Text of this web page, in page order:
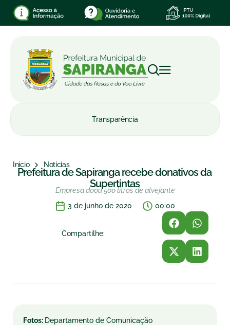
Transparência
Início Notícias
Prefeitura de Sapiranga recebe donativos da
Supertintas
Empresa doou 500 litros de alvejante
3 de junho de 2020
00:00
Compartilhe:
Fotos: Departamento de Comunicação